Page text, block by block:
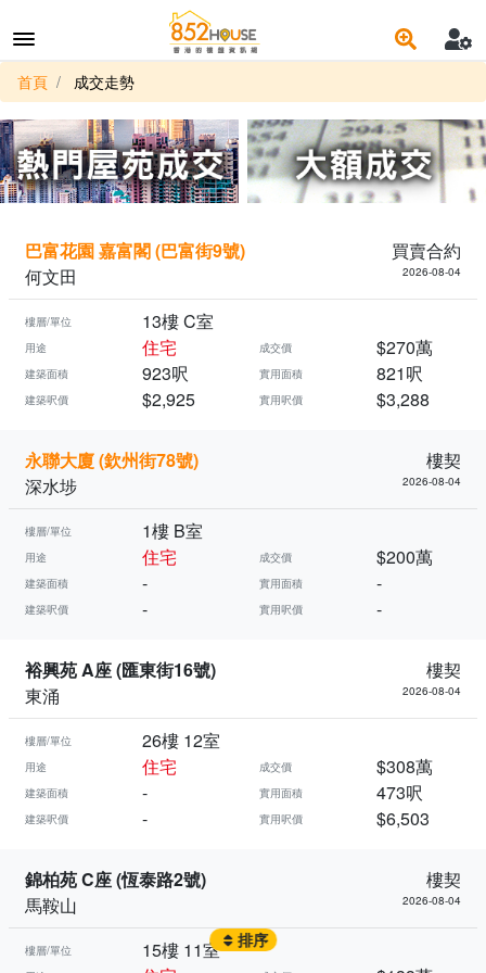
首頁 成交走勢
巴富花園 嘉富閣 (巴富街9號)
買賣合約
何文田
2026-08-04
樓層/單位 13樓 C室
用途 住宅 成交價 $270萬
建築面積 923呎 實用面積 821呎
建築呎價 $2,925 實用呎價 $3,288
永聯大廈 (欽州街78號)
樓契
深水埗
2026-08-04
樓層/單位 1樓 B室
用途 住宅 成交價 $200萬
建築面積 - 實用面積 -
建築呎價 - 實用呎價 -
裕興苑 A座 (匯東街16號)
樓契
東涌
2026-08-04
樓層/單位 26樓 12室
用途 住宅 成交價 $308萬
建築面積 - 實用面積 473呎
建築呎價 - 實用呎價 $6,503
錦柏苑 C座 (恆泰路2號)
樓契
馬鞍山
2026-08-04
樓層/單位 15樓 11室 排序